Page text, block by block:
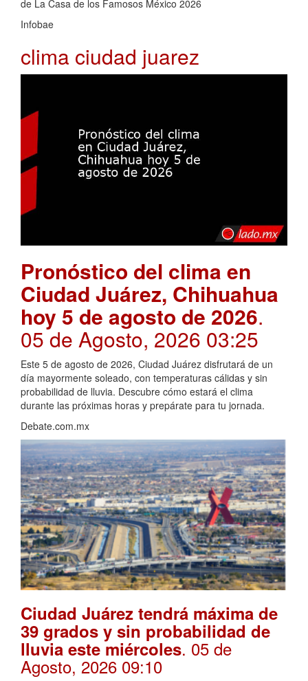
de La Casa de los Famosos México 2026
Infobae
clima ciudad juarez
Pronóstico del clima en
Ciudad Juárez, Chihuahua
hoy 5 de agosto de 2026.
05 de Agosto, 2026 03:25
Este 5 de agosto de 2026, Ciudad Juárez disfrutará de un
día mayormente soleado, con temperaturas cálidas y sin
probabilidad de lluvia. Descubre cómo estará el clima
durante las próximas horas y prepárate para tu jornada.
Debate.com.mx
Ciudad Juárez tendrá máxima de
39 grados y sin probabilidad de
lluvia este miércoles. 05 de
Agosto, 2026 09:10